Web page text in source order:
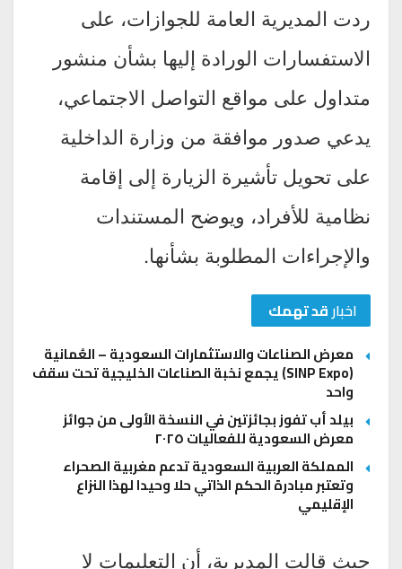
ردت المديرية العامة للجوازات، على
الاستفسارات الورادة إليها بشأن منشور
متداول على مواقع التواصل الاجتماعي،
يدعي صدور موافقة من وزارة الداخلية
على تحويل تأشيرة الزيارة إلى إقامة
نظامية للأفراد، ويوضح المستندات
والإجراءات المطلوبة بشأنها.
اخبارقد تهمك
معرض الصناعات والاستثمارات السعودية – العُمانية
(SINP Expo) يجمع نخبة الصناعات الخليجية تحت سقف
واحد
بيلد أب تفوز بجائزتين في النسخة الأولى من جوائز
معرض السعودية للفعاليات ٢٠٢٥
المملكة العربية السعودية تدعم مغربية الصحراء
وتعتبر مبادرة الحكم الذاتي حلا وحيدا لهذا النزاع
الإقليمي
حيث قالت المديرية، أن التعليمات لا